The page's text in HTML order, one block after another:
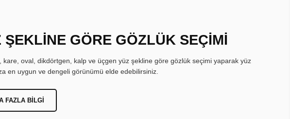
ŞEKLİNE GÖRE GÖZLÜK SEÇİMİ
kare, oval, dikdörtgen, kalp ve üçgen yüz şekline göre gözlük seçimi yaparak yüz
en uygun ve dengeli görünümü elde edebilirsiniz.
FAZLA BILGI